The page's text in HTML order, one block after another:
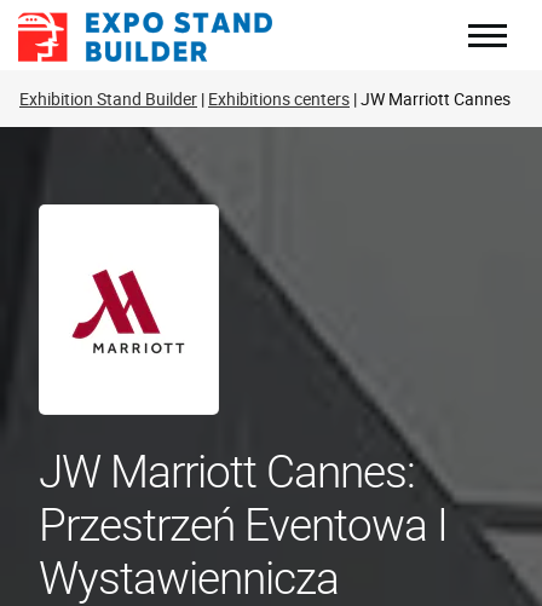
Skip
Exhibition Stand Builder Exhibitions centers JW Marriott Cannes
JW Marriott Cannes:
Przestrzeń Eventowa I
Wystawiennicza